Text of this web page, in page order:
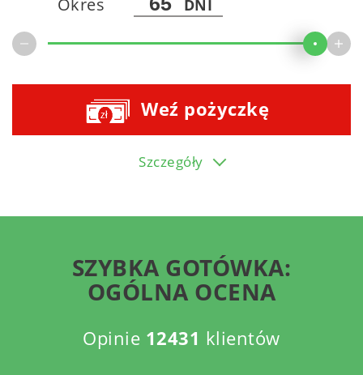
DNI
Weź pożyczkę
Szczegóły
SZYBKA GOTÓWKA:
OGÓLNA OCENA
Opinie 12431 klientów